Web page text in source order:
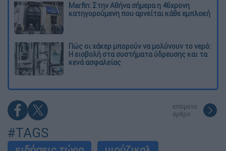
Marfin: Στην Αθήνα σήμερα η 46χρονη
κατηγορούμενη που αρνείται κάθε εμπλοκή
Πώς οι χάκερ μπορούν να μολύνουν το νερό:
Η εισβολή στα συστήματα ύδρευσης και τα
κενά ασφαλείας
επόμενο
άρθρο
#TAGS